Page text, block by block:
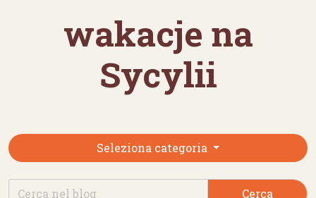
wakacje na
Sycylii
Seleziona categoria
Cerca